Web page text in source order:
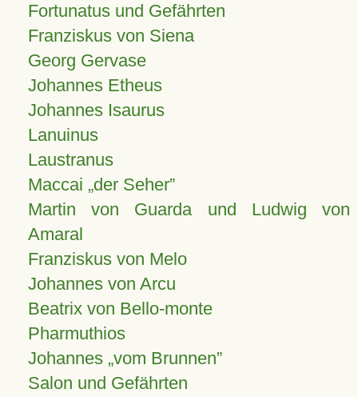
Fortunatus und Gefährten
Franziskus von Siena
Georg Gervase
Johannes Etheus
Johannes Isaurus
Lanuinus
Laustranus
Maccai „der Seher”
Martin von Guarda und Ludwig von
Amaral
Franziskus von Melo
Johannes von Arcu
Beatrix von Bello-monte
Pharmuthios
Johannes vom Brunnen
Salon und Gefährten